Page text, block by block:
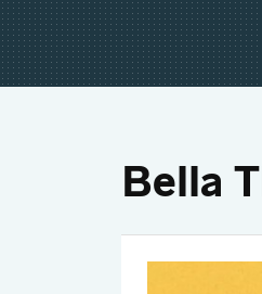
Bella